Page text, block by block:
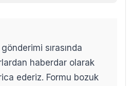
sırasında
haberdar olarak
ederiz. Formu bozuk